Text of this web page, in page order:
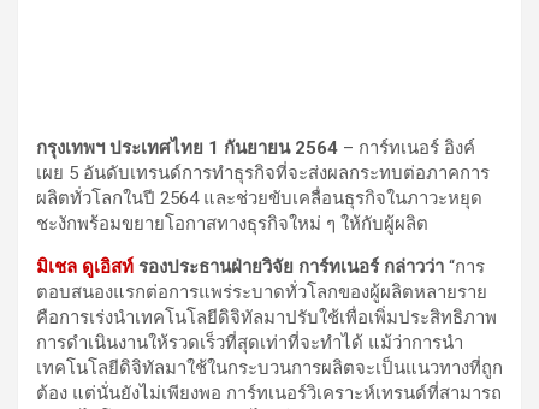
กรุงเทพฯ ประเทศไทย 1 กันยายน2564 – การ์ทเนอร์ อิงค์
เผย 5 อันดับเทรนด์การทำธุรกิจที่จะส่งผลกระทบต่อภาคการ
ผลิตทั่วโลกในปี 2564 และช่วยขับเคลื่อนธุรกิจในภาวะหยุด
ชะงักพร้อมขยายโอกาสทางธุรกิจใหม่ ๆ ให้กับผู้ผลิต
มิเชล ดูเอิสท์ รองประธานฝ่ายวิจัย การ์ทเนอร์ กล่าวว่า “การ
ตอบสนองแรกต่อการแพร่ระบาดทั่วโลกของผู้ผลิตหลายราย
คือการเร่งนำเทคโนโลยีดิจิทัลมาปรับใช้เพื่อเพิ่มประสิทธิภาพ
การดำเนินงานให้รวดเร็วที่สุดเท่าที่จะทำได้ แม้ว่าการนำ
เทคโนโลยีดิจิทัลมาใช้ในกระบวนการผลิตจะเป็นแนวทางที่ถูก
ต้อง แต่นั่นยังไม่เพียงพอ การ์ทเนอร์วิเคราะห์เทรนด์ที่สามารถ